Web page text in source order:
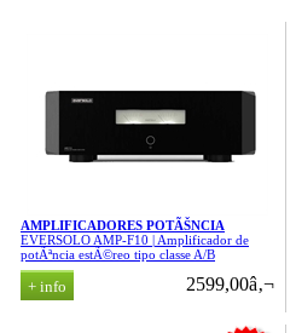
AMPLIFICADORES POTÃŠNCIA
EVERSOLO AMP-F10 | Amplificador de
potÃªncia estÃ©reo tipo classe A/B
2599,00â‚¬